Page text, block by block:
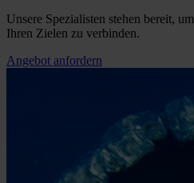
Unsere Spezialisten stehen bereit,
Ihren Zielen zu verbinden.
Angebot anfordern